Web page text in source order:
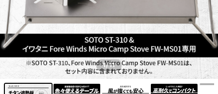
1/11